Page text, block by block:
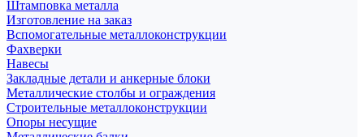
Штамповка металла
Изготовление на заказ
Вспомогательные металлоконструкции
Фахверки
Навесы
Закладные детали и анкерные блоки
Металлические столбы и ограждения
Строительные металлоконструкции
Опоры несущие